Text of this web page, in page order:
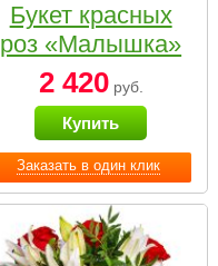
Заказать в один клик
Букет красных
роз «Малышка»
2 420руб.
Купить